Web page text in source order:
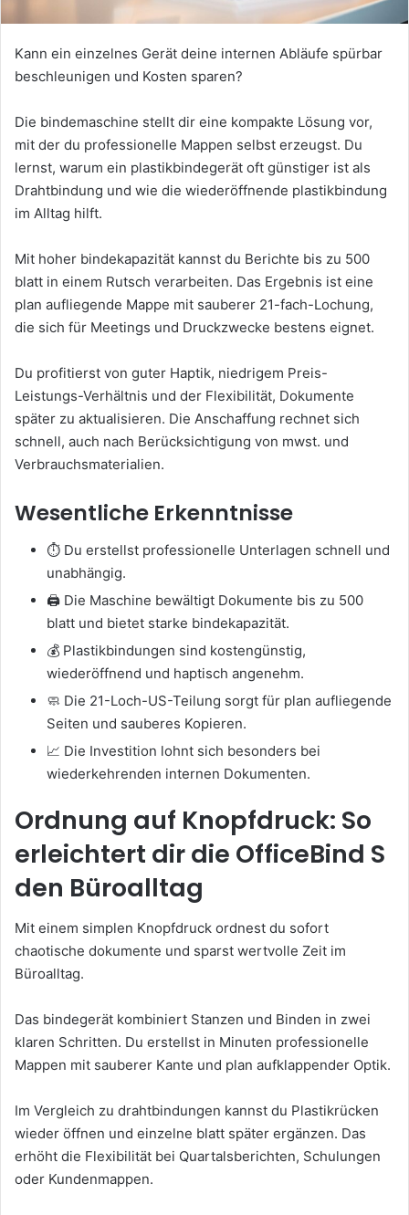
Kann ein einzelnes Gerät deine internen Abläufe spürbar
beschleunigen und Kosten sparen?
Die bindemaschine stellt dir eine kompakte Lösung vor,
mit der du professionelle Mappen selbst erzeugst. Du
lernst, warum ein plastikbindegerät oft günstiger ist als
Drahtbindung und wie die wiederöffnende plastikbindung
im Alltag hilft.
Mit hoher bindekapazität kannst du Berichte bis zu 500
blatt in einem Rutsch verarbeiten. Das Ergebnis ist eine
plan aufliegende Mappe mit sauberer 21-fach-Lochung,
die sich für Meetings und Druckzwecke bestens eignet.
Du profitierst von guter Haptik, niedrigem Preis-
Leistungs-Verhältnis und der Flexibilität, Dokumente
später zu aktualisieren. Die Anschaffung rechnet sich
schnell, auch nach Berücksichtigung von mwst. und
Verbrauchsmaterialien.
Wesentliche Erkenntnisse
⏱️ Du erstellst professionelle Unterlagen schnell und
unabhängig.
🖨️ Die Maschine bewältigt Dokumente bis zu 500
blatt und bietet starke bindekapazität.
💰 Plastikbindungen sind kostengünstig,
wiederöffnend und haptisch angenehm.
🧼 Die 21-Loch-US-Teilung sorgt für plan aufliegende
Seiten und sauberes Kopieren.
📈 Die Investition lohnt sich besonders bei
wiederkehrenden internen Dokumenten.
Ordnung auf Knopfdruck: So
erleichtert dir die OfficeBind S
den Büroalltag
Mit einem simplen Knopfdruck ordnest du sofort
chaotische dokumente und sparst wertvolle Zeit im
Büroalltag.
Das bindegerät kombiniert Stanzen und Binden in zwei
klaren Schritten. Du erstellst in Minuten professionelle
Mappen mit sauberer Kante und plan aufklappender Optik.
Im Vergleich zu drahtbindungen kannst du Plastikrücken
wieder öffnen und einzelne blatt später ergänzen. Das
erhöht die Flexibilität bei Quartalsberichten, Schulungen
oder Kundenmappen.